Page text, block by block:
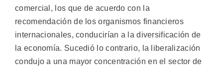
comercial, los que de acuerdo con la
recomendación de los organismos financieros
internacionales, conducirían a la diversificación de
la economía. Sucedió lo contrario, la liberalización
condujo a una mayor concentración en el sector de